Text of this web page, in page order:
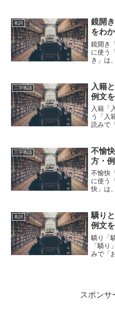
者」の
説など
名詞
鏡開
をわ
鏡開き
に使う
き」は
開き」
どの用
二字熟語
入籍
例文
入籍「
う「入
読みで
い方や
紹介し
三字熟語
不愉
方・
不愉快
に使う
快」は
快」の
説など
名詞
驕り
例文
驕り「
「驕り
みで「
スポンサ